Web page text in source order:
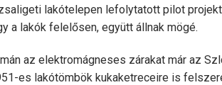
lakótelepen lefolytatott pilot
a lakók felelősen, együtt állnak mögé.
az elektromágneses zárakat már az
es lakótömbök kukaketreceire is